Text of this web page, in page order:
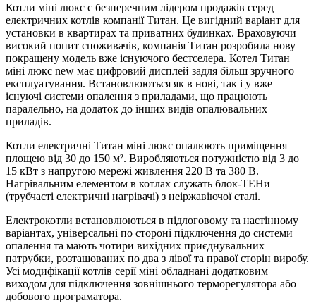
Котли міні люкс є безперечним лідером продажів серед
електричних котлів компанії Титан. Це вигідний варіант для
установки в квартирах та приватних будинках. Враховуючи
високий попит споживачів, компанія Титан розробила нову
покращену модель вже існуючого бестселера. Котел Титан
міні люкс new має цифровий дисплей задля більш зручного
експлуатування. Встановлюються як в нові, так і у вже
існуючі системи опалення з приладами, що працюють
паралельно, на додаток до інших видів опалювальних
приладів.
Котли електричні Титан міні люкс опалюють приміщення
площею від 30 до 150 м². Виробляються потужністю від 3 до
15 кВт з напругою мережі живлення 220 В та 380 В.
Нагрівальним елементом в котлах служать блок-ТЕНи
(трубчасті електричні нагрівачі) з неіржавіючої сталі.
Електрокотли встановлюються в підлоговому та настінному
варіантах, універсальні по стороні підключення до системи
опалення та мають чотири вихідних приєднувальних
патрубки, розташованих по два з лівої та правої сторін виробу.
Усі модифікації котлів серії міні обладнані додатковим
виходом для підключення зовнішнього терморегулятора або
добового програматора.